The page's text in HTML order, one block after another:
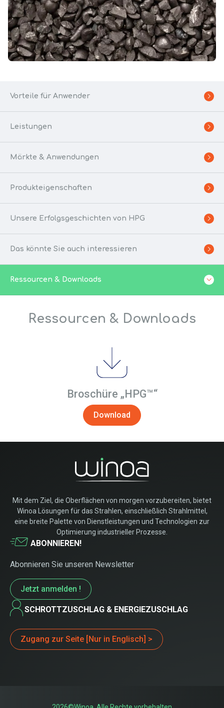
Vorteile für Anwender
Leistungen
Märkte & Anwendungen
Produkteigenschaften
Unsere Erfolgsgeschichten von HPG
Das könnte Sie auch interessieren
Ressourcen & Downloads
Ressourcen & Downloads
Broschüre „HPG™“
Download
Mit dem Ziel, die Oberflächen von morgen vorzubereiten, bietet
Winoa Lösungen für das Strahlen, einschließlich Strahlmittel,
eine breite Palette von Dienstleistungen und Technologien zur
Optimierung industrieller Prozesse.
ABONNIEREN!
Abonnieren Sie unseren Newsletter
Jetzt anmelden !
SCHROTTZUSCHLAG & ENERGIEZUSCHLAG
Zugang zur Seite [Nur in Englisch] >